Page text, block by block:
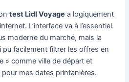
test Lidl Voyage a logiquement
L’interface va à l’essentiel.
moderne du marché, mais la
pu facilement filtrer les offres en
» comme ville de départ et
mes dates printanières.